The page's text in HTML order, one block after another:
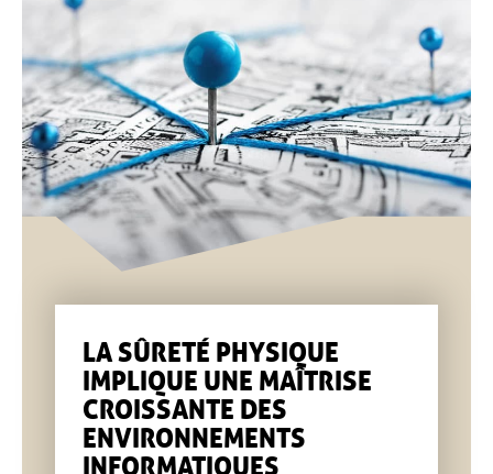
LA SÛRETÉ PHYSIQUE
IMPLIQUE UNE MAÎTRISE
CROISSANTE DES
ENVIRONNEMENTS
INFORMATIQUES